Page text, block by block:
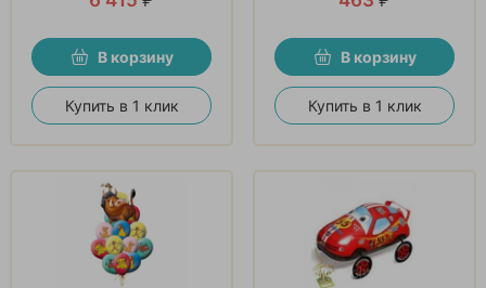
В корзину
Купить в 1 клик
В корзину
Купить в 1 клик